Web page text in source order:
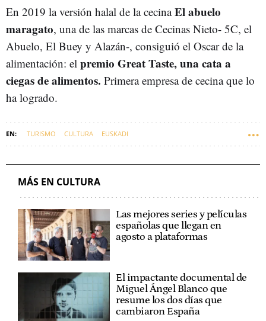
En 2019 la versión halal de la cecinaEl abuelo
maragato, una de las marcas de Cecinas Nieto- 5C, el
Abuelo, El Buey y Alazán-, consiguió el Oscar de la
alimentación: el premio Great Taste, una cata a
ciegas de alimentos. Primera empresa de cecina que lo
ha logrado.
TURISMO CULTURA EUSKADI
MÁS EN CULTURA
Las mejores series y películas
españolas que llegan en
agosto a plataformas
El impactante documental de
Miguel Ángel Blanco que
resume los dos días que
cambiaron España